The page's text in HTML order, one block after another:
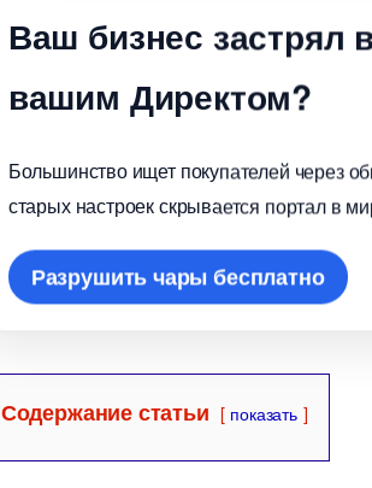
аш бизнес застрял
ашим Директом?
Большинство ищет покупателей через
старых настроек скрывается портал в
Разрушить чары бесплатно
Содержание статьи показать